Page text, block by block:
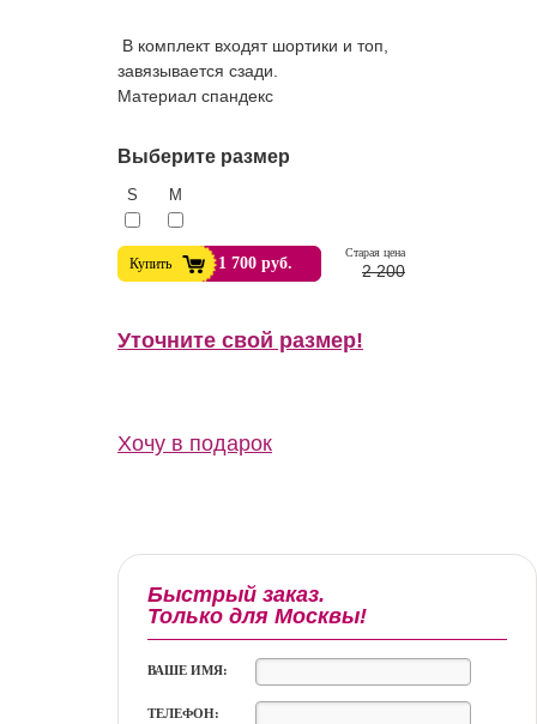
В комплект входят шортики и топ,
завязывается сзади.
Материал спандекс
Выберите размер
S M
Купить 1 700 руб.
Уточните свой размер!
Хочу в подарок
Cтарая цена
2 200
Быстрый заказ.
Только для Москвы!
ВАШЕ ИМЯ:
ТЕЛЕФОН: